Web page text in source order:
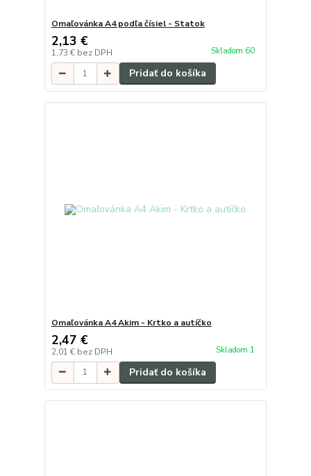
Omaľovánka A4 podľa čísiel - Statok
2,13 €
1,73 € bez DPH Skladom 60
Pridať do košíka
Omaľovánka A4 Akim - Krtko a autíčko
2,47 €
2,01 € bez DPH Skladom 1
Pridať do košíka